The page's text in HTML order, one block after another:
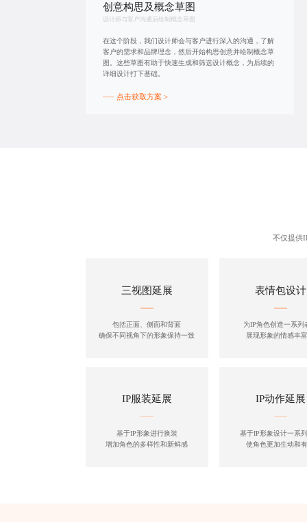
创意构思及概念草图
设计师与客户沟通后绘制概念草图
在这个阶段，我们设计师会与客户进行深入的沟通，了解
客户的需求和品牌理念，然后开始构思创意并绘制概念草
图。这些草图有助于快速生成和筛选设计概念，为后续的
详细设计打下基础。
点击获取方案 >
不仅提供
三视图延展
包括正面、侧面和背面
确保不同视角下的形象保持一致
表情包设计
为IP角色创造一系列
展现形象的情感丰
IP服装延展
基于IP形象进行换装
增加角色的多样性和新鲜感
IP动作延展
基于IP形象设计一系
使角色更加生动和